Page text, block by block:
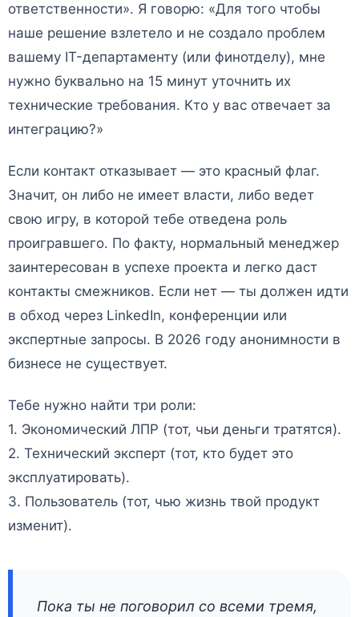
ответственности». Я говорю: «Для того чтобы
наше решение взлетело и не создало проблем
вашему IT-департаменту (или финотделу), мне
нужно буквально на 15 минут уточнить их
технические требования. Кто у вас отвечает за
интеграцию?»
Если контакт отказывает — это красный флаг.
Значит, он либо не имеет власти, либо ведет
свою игру, в которой тебе отведена роль
проигравшего. По факту, нормальный менеджер
заинтересован в успехе проекта и легко даст
контакты смежников. Если нет — ты должен идти
в обход через LinkedIn, конференции или
экспертные запросы. В 2026 году анонимности в
бизнесе не существует.
Тебе нужно найти три роли:
1. Экономический ЛПР (тот, чьи деньги тратятся).
2. Технический эксперт (тот, кто будет это
эксплуатировать).
3. Пользователь (тот, чью жизнь твой продукт
изменит).
Пока ты не поговорил со всеми тремя,